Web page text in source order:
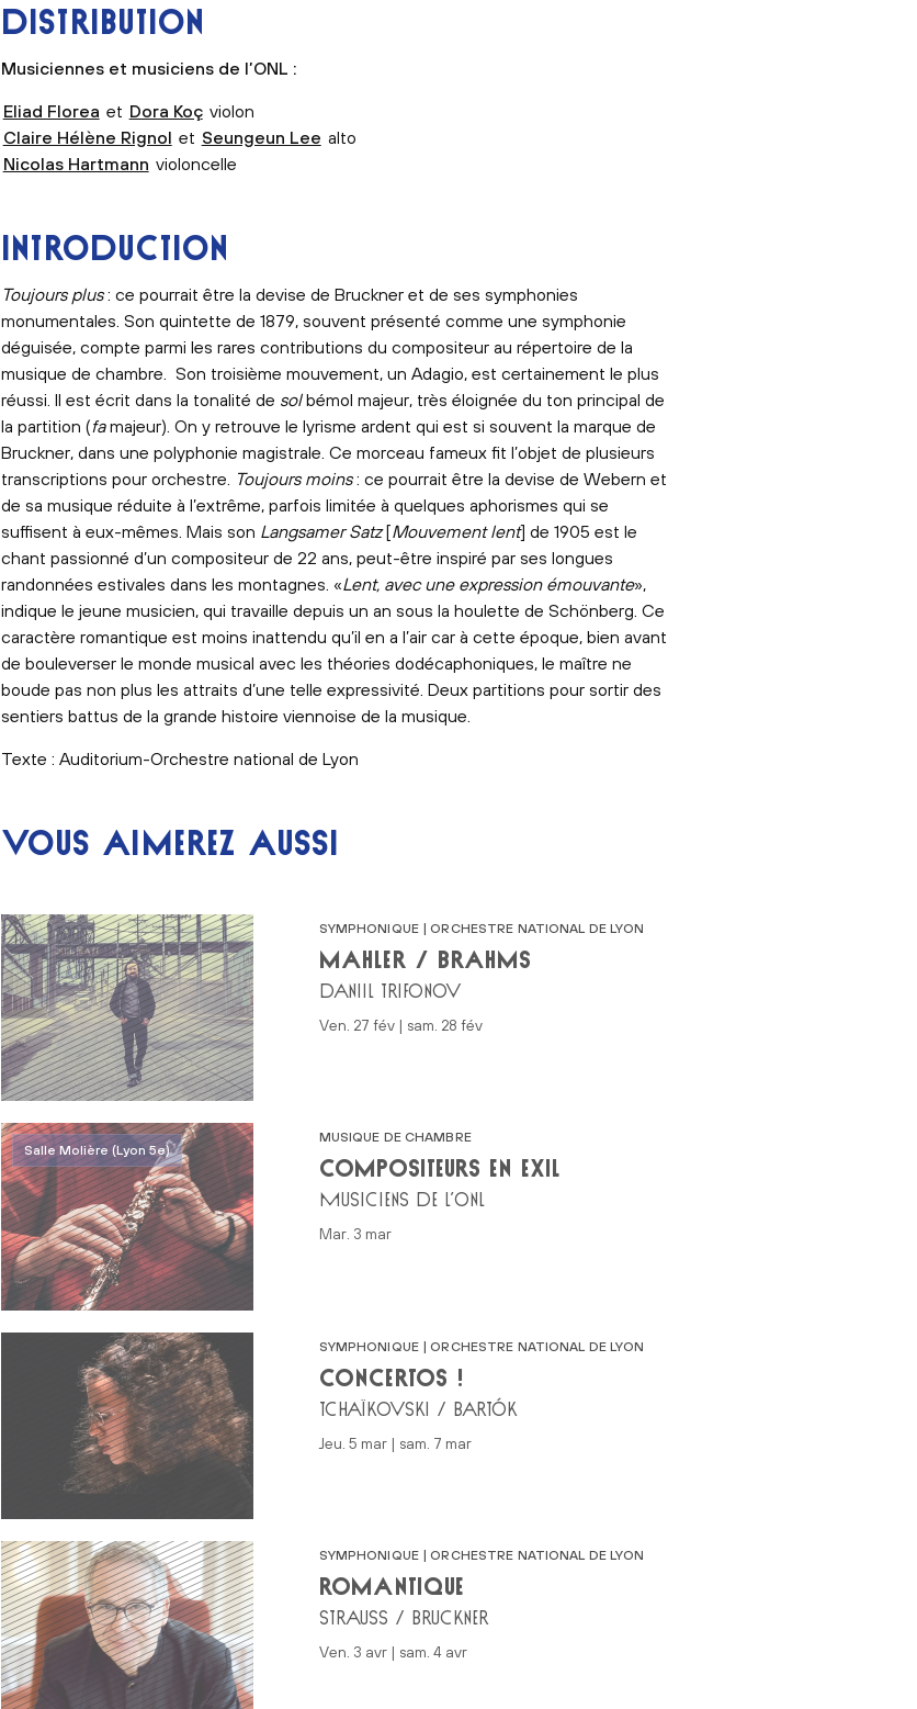
DISTRIBUTION
Musiciennes et musiciens de l’ONL :
Eliad Florea et Dora Koç violon
Claire Hélène Rignol et Seungeun Lee alto
Nicolas Hartmann violoncelle
INTRODUCTION
Toujours plus: ce pourrait être la devise de Bruckner et de ses symphonies
monumentales. Son quintette de 1879, souvent présenté comme une symphonie
déguisée, compte parmi les rares contributions du compositeur au répertoire de la
musique de chambre. Son troisième mouvement, un Adagio, est certainement le plus
réussi. Il est écrit dans la tonalité de solbémol majeur, très éloignée du ton principal de
la partition (famajeur). On y retrouve le lyrisme ardent qui est si souvent la marque de
Bruckner, dans une polyphonie magistrale. Ce morceau fameux fit l’objet de plusieurs
transcriptions pour orchestre.
Toujours moins: ce pourrait être la devise de Webern et
de sa musique réduite à l’extrême, parfois limitée à quelques aphorismes qui se
suffisent à eux-mêmes. Mais son Langsamer Satz[Mouvement lent] de 1905 est le
chant passionné d’un compositeur de 22 ans, peut-être inspiré par ses longues
randonnées estivales dans les montagnes. «Lent, avec une expression émouvante»,
indique le jeune musicien, qui travaille depuis un an sous la houlette de Schönberg. Ce
caractère romantique est moins inattendu qu’il en a l’air car à cette époque, bien avant
de bouleverser le monde musical avec les théories dodécaphoniques, le maître ne
boude pas non plus les attraits d’une telle expressivité. Deux partitions pour sortir des
sentiers battus de la grande histoire viennoise de la musique.
Texte : Auditorium-Orchestre national de Lyon
VOUS AIMEREZ AUSSI
SYMPHONIQUE | ORCHESTRE NATIONAL DE LYON
MAHLER / BRAHMS
DANIIL TRIFONOV
ven. 27 fév | sam. 28 fév
MUSIQUE DE CHAMBRE
COMPOSITEURS EN EXIL
MUSICIENS DE L’ONL
mar. 3 mar
Salle Molière (Lyon 5e)
SYMPHONIQUE | ORCHESTRE NATIONAL DE LYON
CONCERTOS !
TCHAÏKOVSKI / BARTÓK
jeu. 5 mar | sam. 7 mar
SYMPHONIQUE | ORCHESTRE NATIONAL DE LYON
ROMANTIQUE
STRAUSS / BRUCKNER
ven. 3 avr | sam. 4 avr